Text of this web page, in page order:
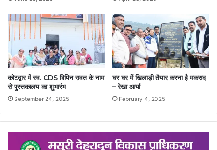
कोटद्वार में स्व. CDS बिपिन रावत के नाम
से पुस्तकालय का शुभारंभ
September 24, 2025
घर घर में खिलाड़ी तैयार करना है मकसद
– रेखा आर्या
February 4, 2025